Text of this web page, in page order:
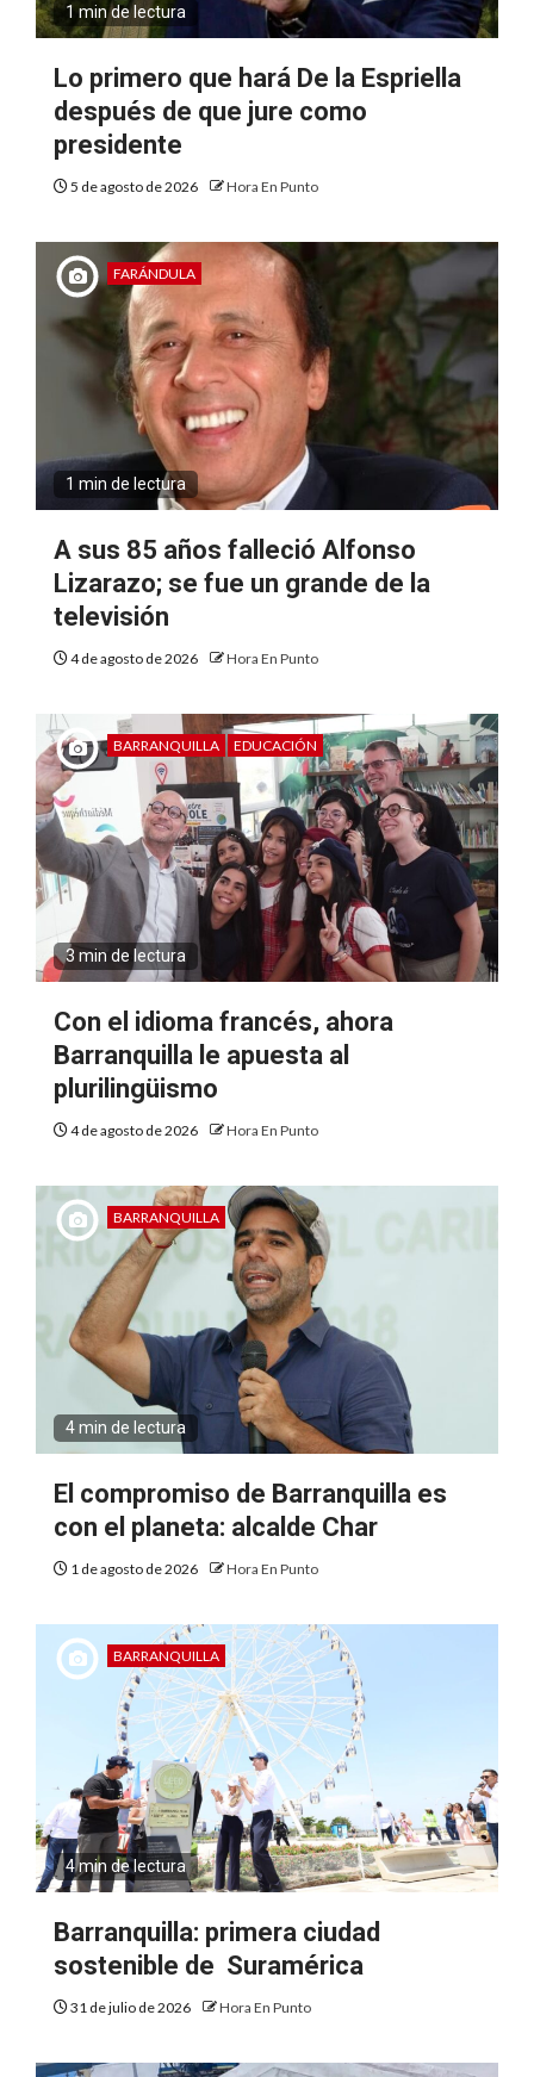
1 min de lectura
Lo primero que hará De la Espriella
después de que jure como
presidente
5 de agosto de 2026 Hora En Punto
FARÁNDULA
1 min de lectura
A sus 85 años falleció Alfonso
Lizarazo; se fue un grande de la
televisión
4 de agosto de 2026 Hora En Punto
BARRANQUILLA EDUCACIÓN
3 min de lectura
Con el idioma francés, ahora
Barranquilla le apuesta al
plurilingüismo
4 de agosto de 2026 Hora En Punto
BARRANQUILLA
4 min de lectura
El compromiso de Barranquilla es
con el planeta: alcalde Char
1 de agosto de 2026 Hora En Punto
BARRANQUILLA
4 min de lectura
Barranquilla: primera ciudad
sostenible de Suramérica
31 de julio de 2026 Hora En Punto